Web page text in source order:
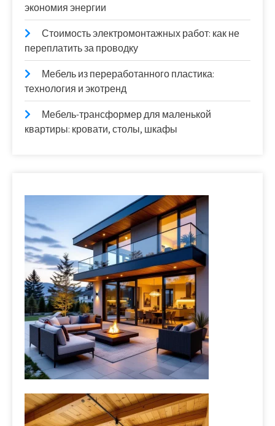
экономия энергии
Стоимость электромонтажных работ: как не
переплатить за проводку
Мебель из переработанного пластика:
технология и экотренд
Мебель-трансформер для маленькой
квартиры: кровати, столы, шкафы